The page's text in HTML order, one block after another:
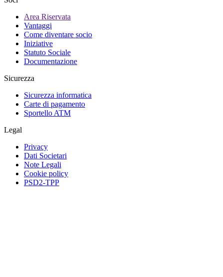
Area Riservata
Vantaggi
Come diventare socio
Iniziative
Statuto Sociale
Documentazione
Sicurezza
Sicurezza informatica
Carte di pagamento
Sportello ATM
Legal
Privacy
Dati Societari
Note Legali
Cookie policy
PSD2-TPP